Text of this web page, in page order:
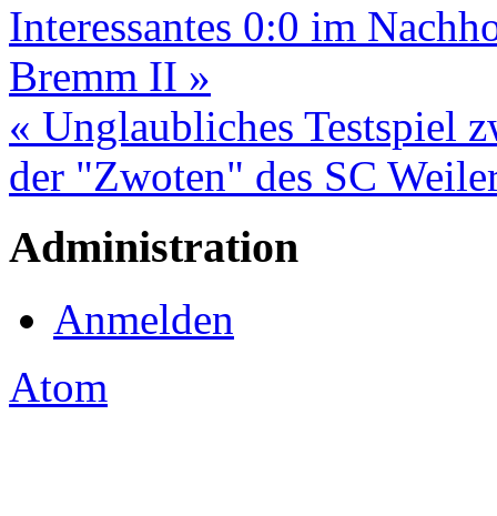
Interessantes 0:0 im
Bremm II »
« Unglaubliches Testspiel
der "Zwoten" des SC
Administration
Anmelden
Atom